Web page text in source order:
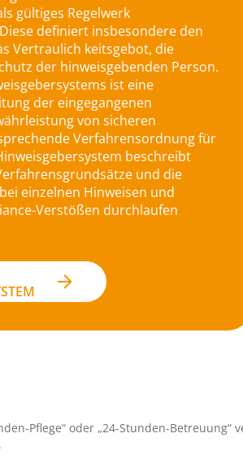
gültiges Regelwerk
definiert insbesondere den
Vertraulich keitsgebot, die
der hinweisgebenden Person.
ist eine
der eingegangenen
von sicheren
Verfahrensordnung für
beschreibt
und die
einzelnen Hinweisen und
Verstößen durchlaufen
Pflege“ oder „24-Stunden-